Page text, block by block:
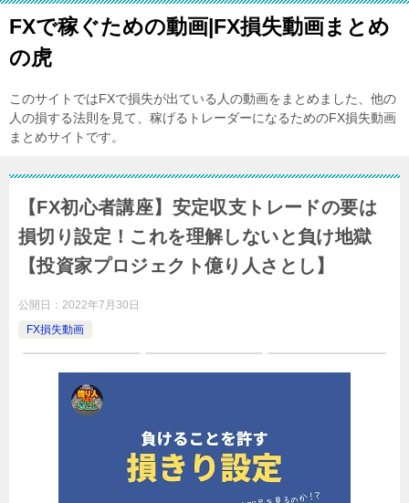
FXで稼ぐための動画|FX損失動画まとめ
の虎
このサイトではFXで損失が出ている人の動画をまとめました、他の
人の損する法則を見て、稼げるトレーダーになるためのFX損失動画
まとめサイトです。
【FX初心者講座】安定収支トレードの要は
損切り設定！これを理解しないと負け地獄
【投資家プロジェクト億り人さとし】
公開日： 2022年7月30日
FX損失動画